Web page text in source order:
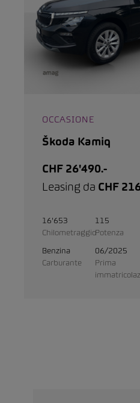
OCCASIONE
Škoda Kamiq
CHF 26'490.-
Leasing da CHF
16'653
Chilometraggio
115
Potenza
Benzina
Carburante
06/2025
Prima